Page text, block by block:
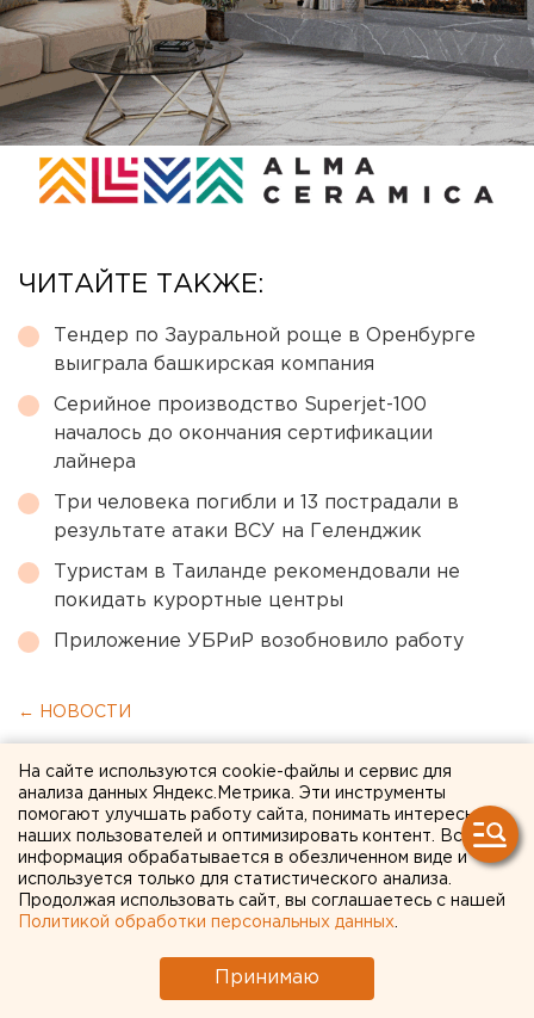
ЧИТАЙТЕ ТАКЖЕ:
Тендер по Зауральной роще в Оренбурге
выиграла башкирская компания
Серийное производство Superjet-100
началось до окончания сертификации
лайнера
Три человека погибли и 13 пострадали в
результате атаки ВСУ на Геленджик
Туристам в Таиланде рекомендовали не
покидать курортные центры
Приложение УБРиР возобновило работу
← НОВОСТИ
9 ОКТЯБРЯ 2018 В 17:05
ЕАНовости
В Екатеринбурге будут
судить разбойника,
нападавшего на магазины и
На сайте используются cookie-файлы и сервис для
анализа данных Яндекс.Метрика. Эти инструменты
помогают улучшать работу сайта, понимать интересы
наших пользователей и оптимизировать контент. Вся
информация обрабатывается в обезличенном виде и
используется только для статистического анализа.
Продолжая использовать сайт, вы соглашаетесь с нашей
Политикой обработки персональных данных
Принимаю